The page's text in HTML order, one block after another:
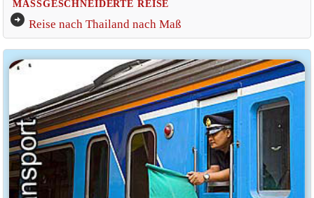
MASSGESCHNEIDERTE REISE
arrow_circle_right Reise nach Thailand nach Maß